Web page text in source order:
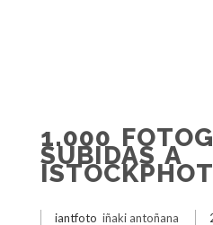
1.000
SUBIDAS A
iantfoto iñaki antoñana